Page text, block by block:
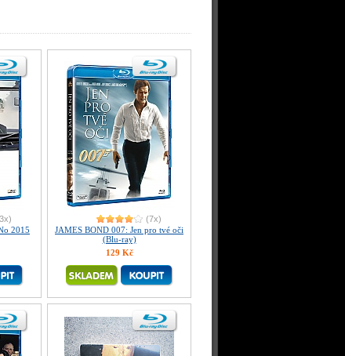
2015
(7x)
JAMES BOND 007: Jen pro tvé oči
(Blu-ray)
129 Kč